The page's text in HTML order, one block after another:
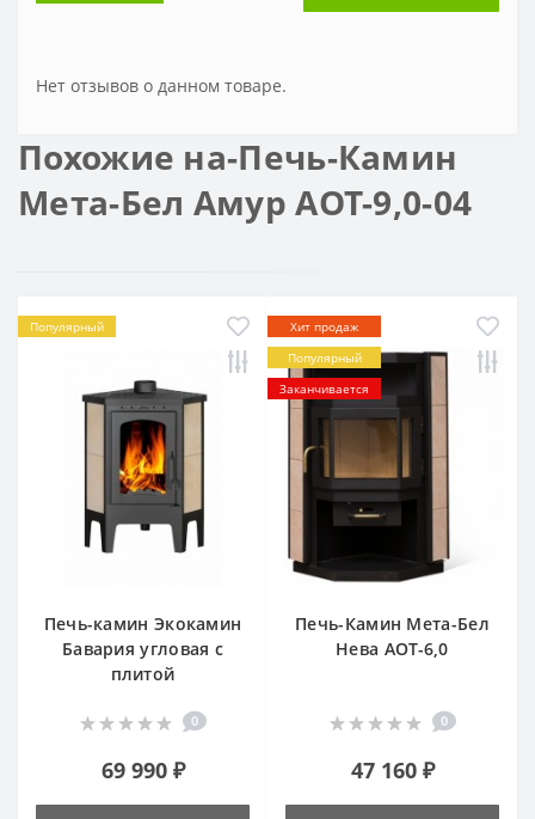
Нет отзывов о данном товаре.
Похожие на-Печь-Камин
Мета-Бел Амур АОТ-9,0-04
Популярный
Печь-камин Экокамин
Бавария угловая c
плитой
0
69 990 ₽
Хит продаж
Популярный
Заканчивается
Печь-Камин Мета-Бел
Нева АОТ-6,0
0
47 160 ₽